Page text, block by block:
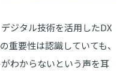
ジタル技術を活用したDX
重要性は認識していても、
わからないという声を耳